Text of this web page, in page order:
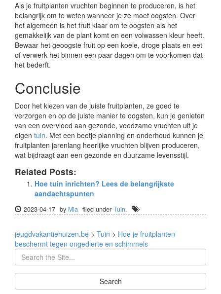
Als je fruitplanten vruchten beginnen te produceren, is het
belangrijk om te weten wanneer je ze moet oogsten. Over
het algemeen is het fruit klaar om te oogsten als het
gemakkelijk van de plant komt en een volwassen kleur heeft.
Bewaar het geoogste fruit op een koele, droge plaats en eet
of verwerk het binnen een paar dagen om te voorkomen dat
het bederft.
Conclusie
Door het kiezen van de juiste fruitplanten, ze goed te
verzorgen en op de juiste manier te oogsten, kun je genieten
van een overvloed aan gezonde, voedzame vruchten uit je
eigen tuin. Met een beetje planning en onderhoud kunnen je
fruitplanten jarenlang heerlijke vruchten blijven produceren,
wat bijdraagt aan een gezonde en duurzame levensstijl.
Related Posts:
Hoe tuin inrichten? Lees de belangrijkste
aandachtspunten
2023-04-17 by Mia filed underTuin.
jeugdvakantiehuizen.be > Tuin > Hoe je fruitplanten
beschermt tegen ongedierte en schimmels